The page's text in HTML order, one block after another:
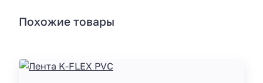
Похожие товары